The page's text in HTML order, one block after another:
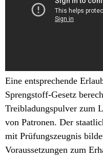
Eine entsprechende
Sprengstoff-Gesetz
Treibladungspulver zum
von Patronen. Der
mit Prüfungszeugnis
Voraussetzungen zum